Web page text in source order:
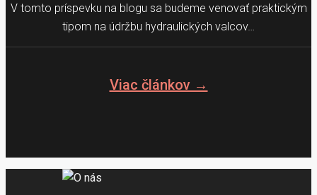
V tomto príspevku na blogu sa budeme venovať praktickým
tipom na údržbu hydraulických valcov…
Viac článkov →